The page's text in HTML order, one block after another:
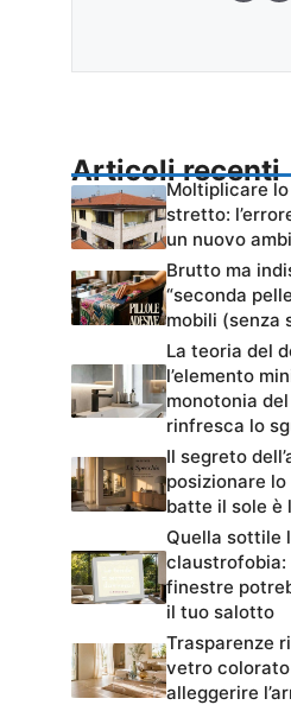
Articoli recenti
Moltiplicare
stretto:
un nuovo
Brutto ma
“seconda
mobili (senza
La teoria del
l’elemento
monotonia
rinfresca lo
Il segreto
posizionare
batte il sole è
Quella sottile
claustrofobia:
finestre
il tuo salotto
Trasparenze
vetro
alleggerire